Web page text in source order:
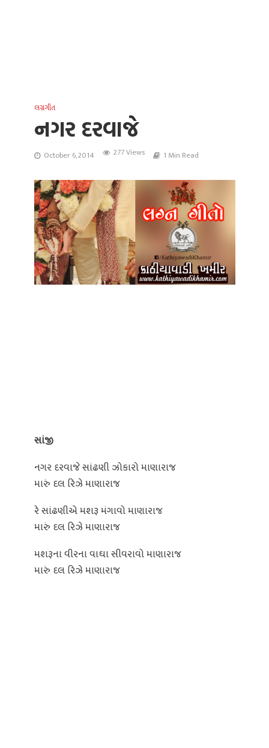
લગ્નગીત
નગર દરવાજે
October 6, 2014 277 Views 1 Min Read
સાંજી
નગર દરવાજે સાંઢણી ઝોકારો માણારાજ
મારું દલ રિઝે માણારાજ
રે સાંઢણીએ મશરૂ મંગાવો માણારાજ
મારું દલ રિઝે માણારાજ
મશરૂના વીરના વાઘા સીવરાવો માણારાજ
મારું દલ રિઝે માણારાજ